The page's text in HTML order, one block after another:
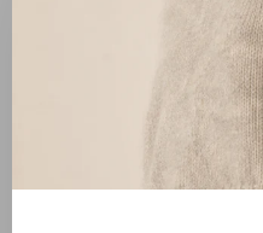
Malene Birger Wayde Jeans
soft white
€154,00